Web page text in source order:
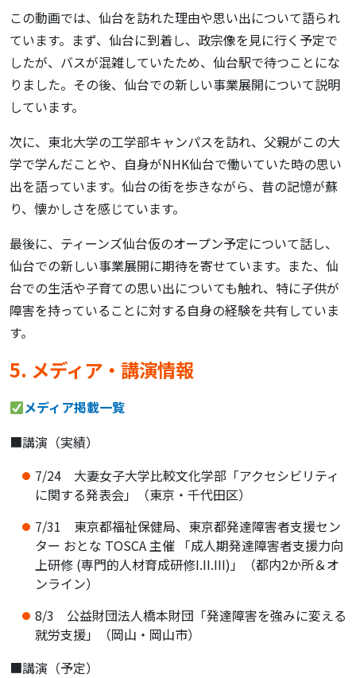
この動画では、仙台を訪れた理由や思い出について語られ
ています。まず、仙台に到着し、政宗像を見に行く予定で
したが、バスが混雑していたため、仙台駅で待つことにな
りました。その後、仙台での新しい事業展開について説明
しています。
次に、東北大学の工学部キャンパスを訪れ、父親がこの大
学で学んだことや、自身がNHK仙台で働いていた時の思い
出を語っています。仙台の街を歩きながら、昔の記憶が蘇
り、懐かしさを感じています。
最後に、ティーンズ仙台仮のオープン予定について話し、
仙台での新しい事業展開に期待を寄せています。また、仙
台での生活や子育ての思い出についても触れ、特に子供が
障害を持っていることに対する自身の経験を共有していま
す。
5. メディア・講演情報
メディア掲載一覧
■講演（実績）
7/24 大妻女子大学比較文化学部「アクセシビリティ
に関する発表会」（東京・千代田区）
7/31 東京都福祉保健局、東京都発達障害者支援セン
ター おとな TOSCA 主催 「成人期発達障害者支援力向
上研修 (専門的人材育成研修I.II.III)」（都内2か所＆オ
ンライン）
8/3 公益財団法人橋本財団「発達障害を強みに変える
就労支援」（岡山・岡山市）
■講演（予定）